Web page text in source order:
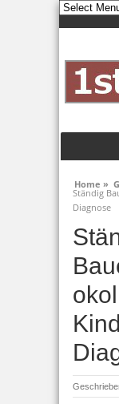
Home »
Ständig
Diagnose